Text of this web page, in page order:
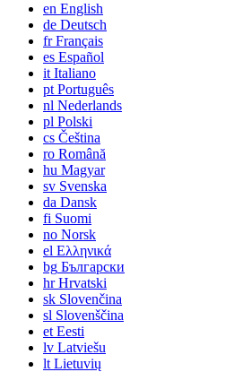
en English
de Deutsch
frFrançais
es Español
it Italiano
pt Português
nl Nederlands
pl Polski
cs Čeština
ro Română
hu Magyar
sv Svenska
da Dansk
fi Suomi
no Norsk
el Ελληνικά
bg Български
hrHrvatski
sk Slovenčina
sl Slovenščina
et Eesti
lv Latviešu
lt Lietuvių